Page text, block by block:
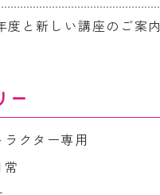
度と新しい講座のご案内
ー
クター専用